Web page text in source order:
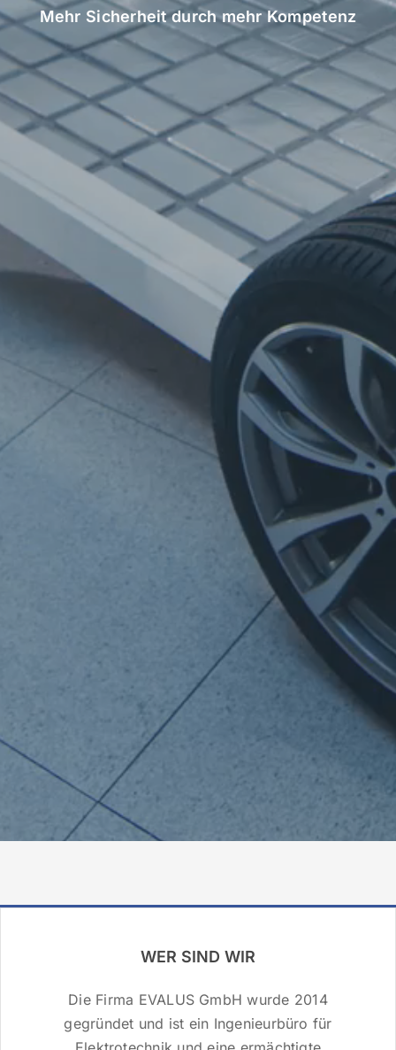
Mehr Sicherheit durch mehr Kompetenz
WER SIND WIR
Die Firma EVALUS GmbH wurde 2014
gegründet und ist ein Ingenieurbüro für